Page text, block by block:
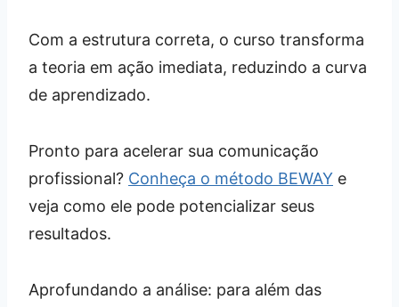
Com a estrutura correta, o curso transforma
a teoria em ação imediata, reduzindo a curva
de aprendizado.
Pronto para acelerar sua comunicação
profissional? Conheça o método BEWAY e
veja como ele pode potencializar seus
resultados.
Aprofundando a análise: para além das